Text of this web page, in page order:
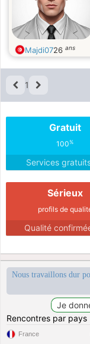
Majdi0726 ans
1
Gratuit
100%
Services
Sérieux
profils de
Qualité
Nous travaillons dur
Rencontres par pays
France